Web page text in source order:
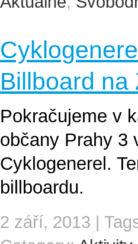
Billboard na
Pokračujeme v
občany Prahy 3
Cyklogenerel.
billboardu.
2 září, 2013 |